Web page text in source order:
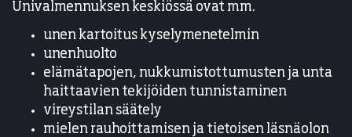
Univalmennuksen keskiössä ovat mm.
unen kartoitus kyselymenetelmin
unenhuolto
elämätapojen, nukkumistottumusten ja unta
haittaavien tekijöiden tunnistaminen
vireystilan säätely
mielen rauhoittamisen ja tietoisen läsnäolon